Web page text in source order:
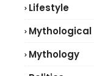
Lifestyle
Mythological
Mythology